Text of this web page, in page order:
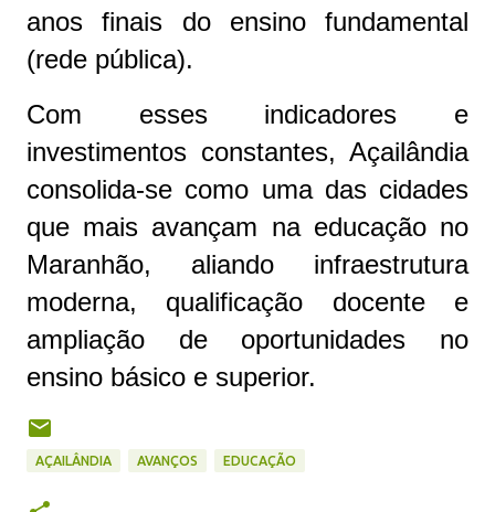
anos finais do ensino fundamental
(rede pública).
Com esses indicadores e
investimentos constantes, Açailândia
consolida-se como uma das cidades
que mais avançam na educação no
Maranhão, aliando infraestrutura
moderna, qualificação docente e
ampliação de oportunidades no
ensino básico e superior.
AÇAILÂNDIA AVANÇOS EDUCAÇÃO